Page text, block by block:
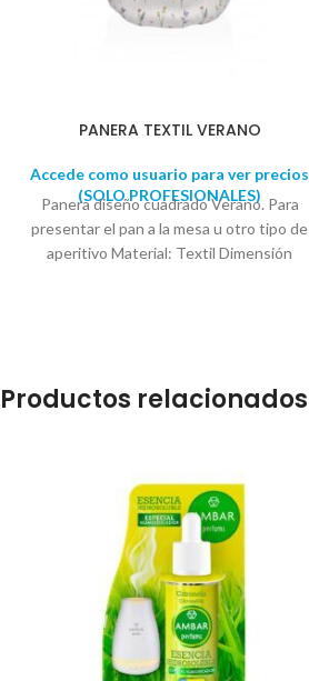
PANERA TEXTIL VERANO
Accede como usuario para ver precios
(SOLO PROFESIONALES)
Panera diseño cuadrado Verano. Para
presentar el pan a la mesa u otro tipo de
aperitivo Material: Textil Dimensión
Productos relacionados